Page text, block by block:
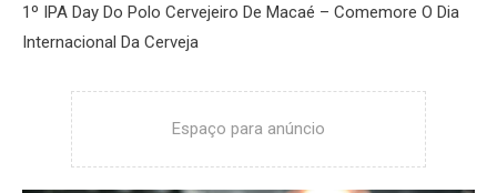
1º IPA Day Do Polo Cervejeiro De Macaé – Comemore O Dia
Internacional Da Cerveja
Espaço para anúncio